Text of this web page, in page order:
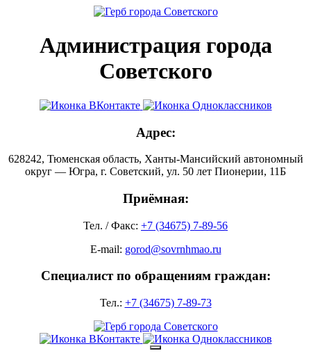
Администрация города
Советского
Адрес:
628242, Тюменская область, Ханты-Мансийский автономный
округ — Югра, г. Советский, ул. 50 лет Пионерии, 11Б
Приёмная:
Тел. / Факс: +7 (34675) 7-89-56
E-mail: gorod@sovrnhmao.ru
Специалист по обращениям граждан:
Тел.: +7 (34675) 7-89-73